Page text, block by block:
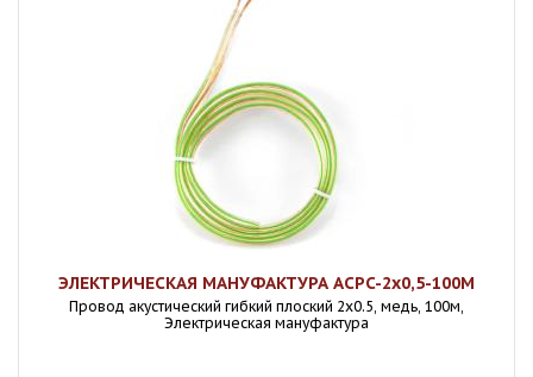
ЭЛЕКТРИЧЕСКАЯ МАНУФАКТУРА ACPC-2x0,5-100M
Провод акустический гибкий плоский 2х0.5, медь, 100м,
Электрическая мануфактура